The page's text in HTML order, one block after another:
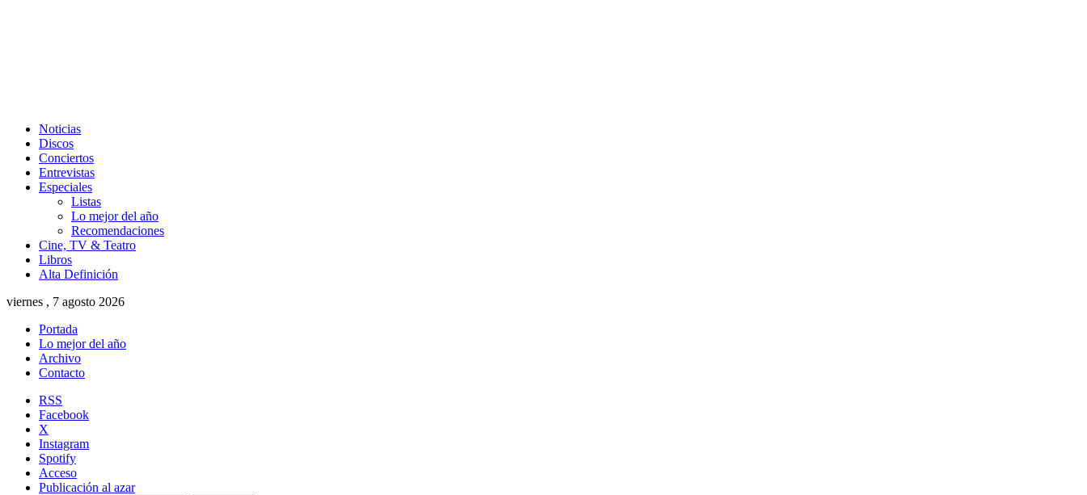
Noticias
Discos
Conciertos
Entrevistas
Especiales
Listas
Lo mejor del año
Recomendaciones
Cine, TV & Teatro
Libros
Alta Definición
viernes , 7 agosto 2026
Portada
Lo mejor del año
Archivo
Contacto
RSS
Facebook
X
Instagram
Spotify
Acceso
Publicación al azar